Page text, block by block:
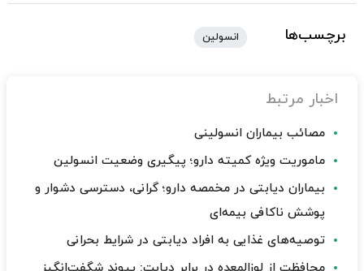
برچسب‌ها انسولین
اخبار مرتبط
مصائب بیماران انسولینی
ماموریت ویژه کمیته دارو؛ پیگیری وضعیت انسولین
بیماران دیابتی در مخمصه دارو؛ گرانی، دسترسی دشوار و
پوشش ناکافی بیمه‌ای
توصیه‌های غذایی به افراد دیابتی در شرایط بحرانی